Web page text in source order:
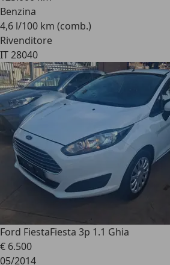
Benzina
4,6 l/100 km (comb.)
Rivenditore
IT 28040
Ford FiestaFiesta 3p 1.1 Ghia
€ 6.500
05/2014